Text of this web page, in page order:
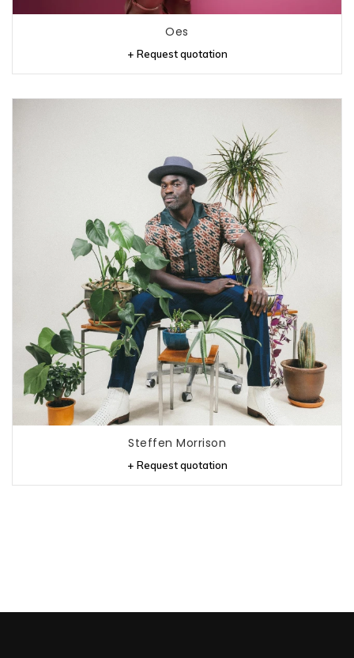
Oes
+ Request quotation
Steffen Morrison
+ Request quotation